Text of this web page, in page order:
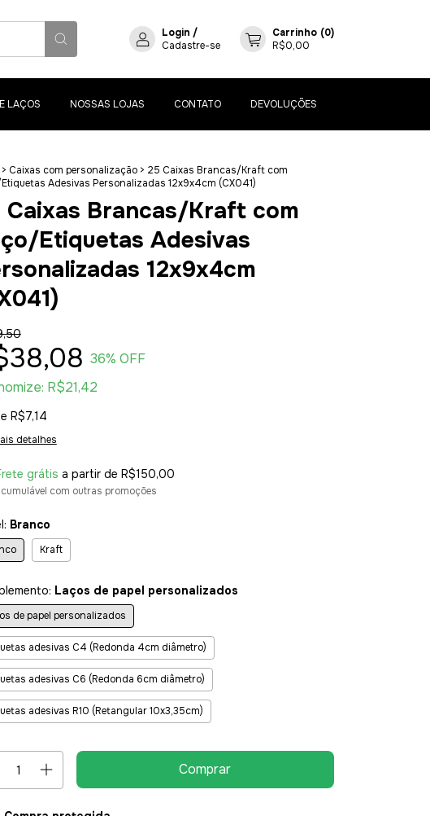
Login /
Cadastre-se
Carrinho (0)
R$0,00
LAÇOS NOSSAS LOJAS CONTATO DEVOLUÇÕES
> Caixas com personalização > 25 Caixas Brancas/Kraft com
Adesivas Personalizadas 12x9x4cm (CX041)
Caixas Brancas/Kraft com
Etiquetas Adesivas
12x9x4cm
36% OFF
R$21,42
R$7,14
detalhes
grátis a partir deR$150,00
com outras promoções
Branco
Kraft
Laços de papel personalizados
de papel personalizados
adesivas C4 (Redonda 4cm diâmetro)
adesivas C6 (Redonda 6cm diâmetro)
adesivas R10 (Retangular 10x3,35cm)